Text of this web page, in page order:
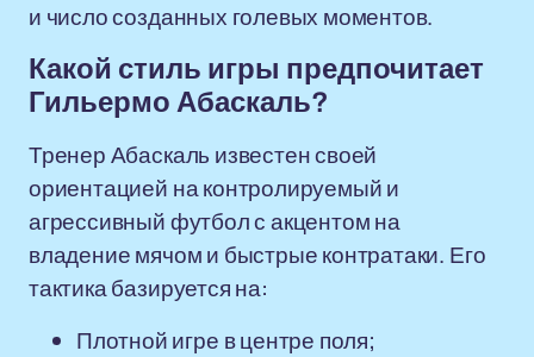
и число созданных голевых моментов.
Какой стиль игры предпочитает
Гильермо Абаскаль?
Тренер Абаскаль известен своей
ориентацией на контролируемый и
агрессивный футбол с акцентом на
владение мячом и быстрые контратаки. Его
тактика базируется на:
Плотной игре в центре поля;